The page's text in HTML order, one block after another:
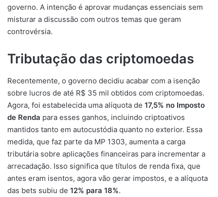
governo. A intenção é aprovar mudanças essenciais sem
misturar a discussão com outros temas que geram
controvérsia.
Tributação das criptomoedas
Recentemente, o governo decidiu acabar com a isenção
sobre lucros de até R$ 35 mil obtidos com criptomoedas.
Agora, foi estabelecida uma alíquota de 17,5% no Imposto
de Renda para esses ganhos, incluindo criptoativos
mantidos tanto em autocustódia quanto no exterior. Essa
medida, que faz parte da MP 1303, aumenta a carga
tributária sobre aplicações financeiras para incrementar a
arrecadação. Isso significa que títulos de renda fixa, que
antes eram isentos, agora vão gerar impostos, e a alíquota
das bets subiu de 12% para 18%.